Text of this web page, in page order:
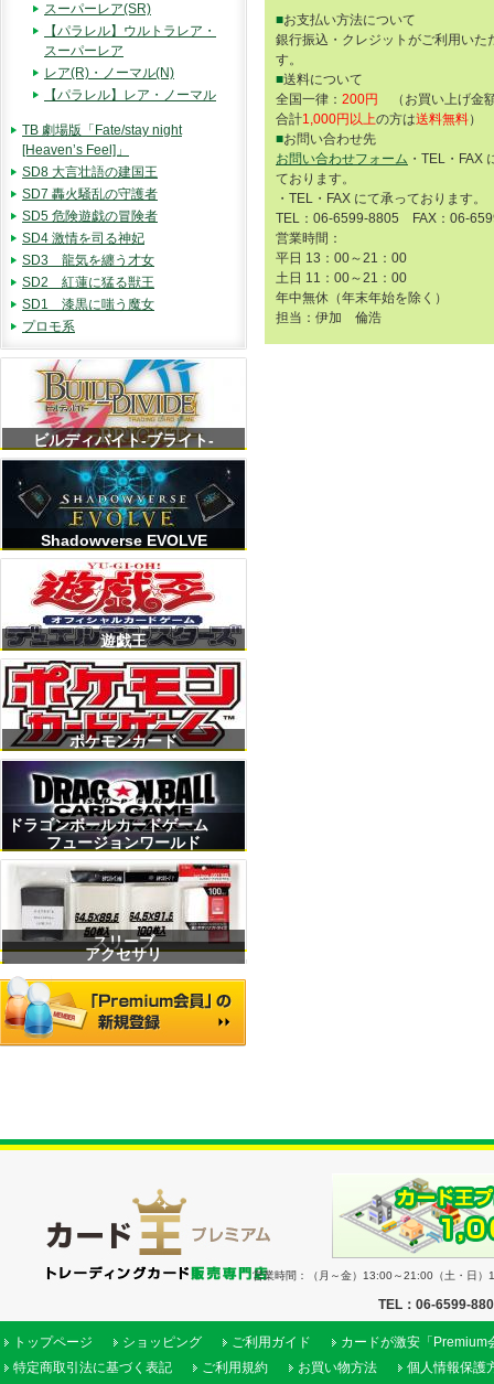
■お支払い方法について
銀行振込・クレジットがご利用いた
す。
■送料について
全国一律： 200円
（お買い上げ金
合計1,000円以上の方は送料無料）
■お問い合わせ先
お問い合わせフォーム ・TEL・FAX
ております。
・TEL・FAX にて承っております。
TEL：06-6599-8805 FAX：06-
営業時間：
平日 13：00～21：00
土日 11：00～21：00
年中無休（年末年始を除く）
担当：伊加 倫浩
スーパーレア(SR)
【パラレル】ウルトラレア・
スーパーレア
レア(R)・ノーマル(N)
【パラレル】レア・ノーマル
TB 劇場版「Fate/stay night
[Heaven’s Feel]」
SD8 大言壮語の建国王
SD7 轟火騒乱の守護者
SD5 危険遊戯の冒険者
SD4 激情を司る神妃
SD3 龍気を纏う才女
SD2 紅蓮に猛る獣王
SD1 漆黒に嗤う魔女
プロモ系
ビルディバイト-ブライト-
Shadowverse EVOLVE
遊戯王
ポケモンカード
ドラゴンボールカードゲーム
フュージョンワールド
スリーブ
アクセサリ
営業時間：（月～金）13:00～21:00（土・日
TEL：06-6599-
トップページ ショッピング ご利用ガイド
カードが激安「Premium
特定商取引法に基づく表記
ご利用規約 お買い物方法 個人情報保護